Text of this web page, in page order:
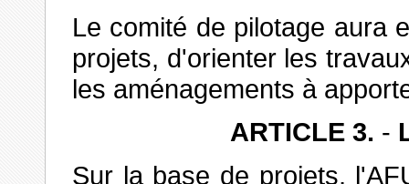
Le comité de pilotage aura
projets, d'orienter les
les aménagements à
ARTICLE 3. -
Sur la base de projets,